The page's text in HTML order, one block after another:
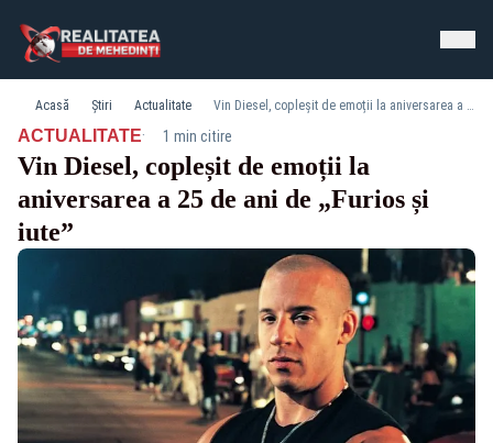
Acasă Știri Actualitate Vin Diesel, copleșit de emoții la aniversarea a 25 de ani de „Furios și iute”
ACTUALITATE· 1 min citire
Vin Diesel, copleșit de emoții la
aniversarea a 25 de ani de „Furios și
iute”